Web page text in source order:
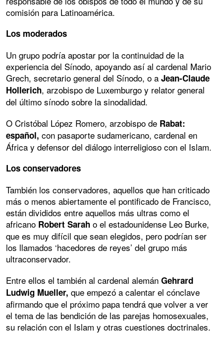
comisión para Latinoamérica.
Los moderados
Un grupo podría apostar por la continuidad de la
experiencia del Sínodo, apoyando así al cardenal Mario
Grech, secretario general del Sínodo, o a Jean-Claude
Hollerich, arzobispo de Luxemburgo y relator general
del último sínodo sobre la sinodalidad.
O Cristóbal López Romero, arzobispo de Rabat:
español, con pasaporte sudamericano, cardenal en
África y defensor del diálogo interreligioso con el Islam.
Los conservadores
También los conservadores, aquellos que han criticado
más o menos abiertamente el pontificado de Francisco,
están divididos entre aquellos más ultras como el
africano Robert Sarah o el estadounidense Leo Burke,
que es muy difícil que sean elegidos, pero podrían ser
los llamados ‘hacedores de reyes’ del grupo más
ultraconservador.
Entre ellos el también al cardenal alemán Gehrard
Ludwig Mueller, que empezó a calentar el cónclave
afirmando que el próximo papa tendrá que volver a ver
el tema de las bendición de las parejas homosexuales,
su relación con el Islam y otras cuestiones doctrinales.